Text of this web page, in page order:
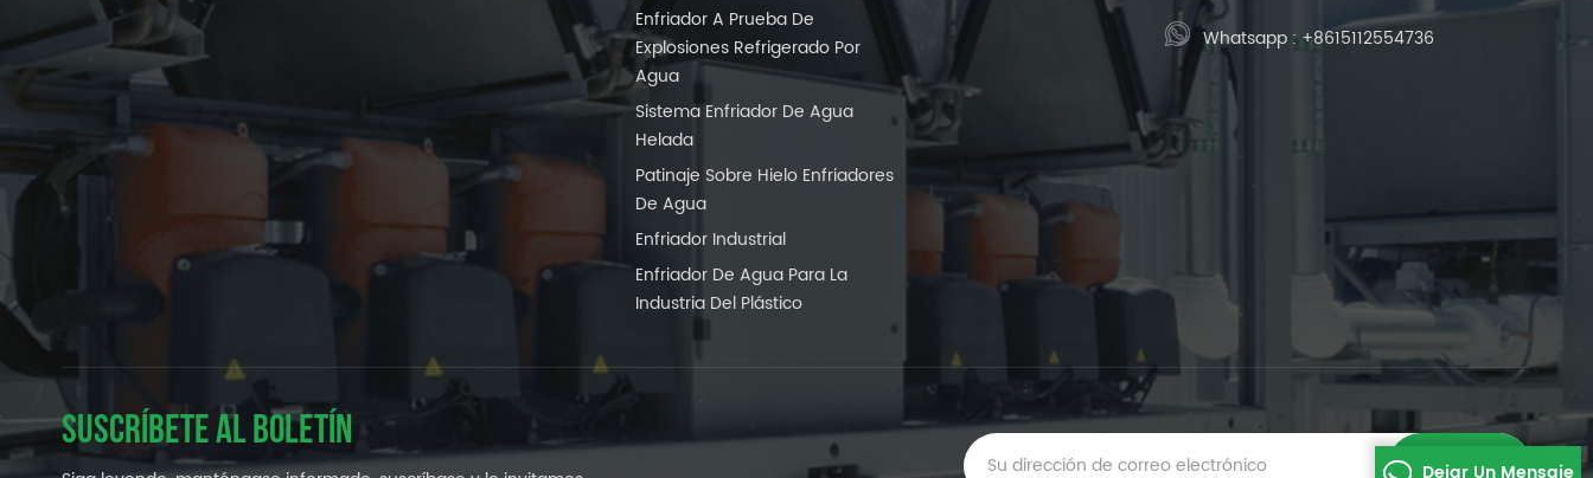
Enfriador A Prueba De
Explosiones Refrigerado Por
Agua
Sistema Enfriador De Agua
Helada
Patinaje Sobre Hielo Enfriadores
De Agua
Enfriador Industrial
Enfriador De Agua Para La
Industria Del Plástico
Whatsapp :+8615112554736
SUSCRÍBETE AL BOLETÍN